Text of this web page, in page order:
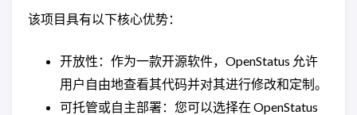
该项目具有以下核心优势：
开放性：作为一款开源软件，OpenStatus 允许
用户自由地查看其代码并对其进行修改和定制。
可托管或自主部署：您可以选择在 OpenStatus